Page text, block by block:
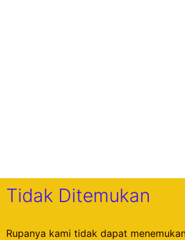
Tidak Ditemukan
Rupanya kami tidak dapat